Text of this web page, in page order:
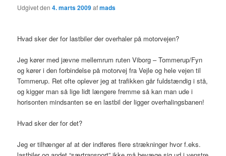
Udgivet den4. marts 2009afmads
Hvad sker der for lastbiler der overhaler på motorvejen?
Jeg kører med jævne mellemrum ruten Viborg – Tommerup/Fyn
og kører i den forbindelse på motorvej fra Vejle og hele vejen til
Tommerup. Ret ofte oplever jeg at trafikken går fuldstændig i stå,
og kigger man så lige lidt længere fremme så kan man ude i
horisonten mindsanten se en lastbil der ligger overhalingsbanen!
Hvad sker der for det?
Jeg er tilhænger af at der indføres flere strækninger hvor f.eks.